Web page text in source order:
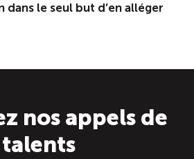
le seul but d’en alléger
nos appels de
talents